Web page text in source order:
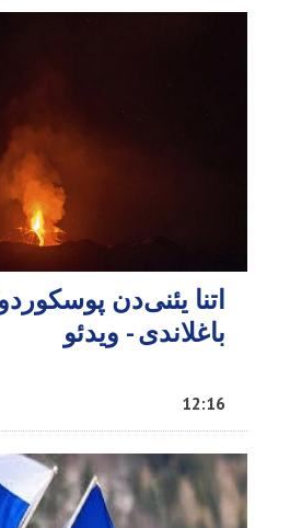
اتنا یئنی‌دن
باغلاندی - ویدئو
12:16